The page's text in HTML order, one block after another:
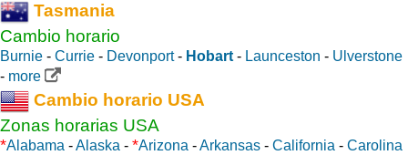
Tasmania
Cambio horario
Burnie - Currie - Devonport- Hobart - Launceston - Ulverstone
- more
Cambio horario USA
Zonas horarias USA
*Alabama -Alaska - *Arizona -Arkansas - California - Carolina